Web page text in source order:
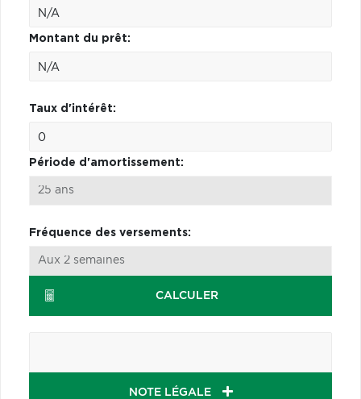
Montant du prêt:
Taux d'intérêt:
Période d'amortissement:
Fréquence des versements:
CALCULER
NOTE LÉGALE